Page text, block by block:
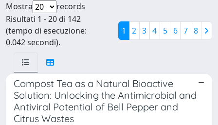
Mostra
records
Risultati 1 - 20 di 142
(tempo di esecuzione:
0.042 secondi).
1 2 3 4 5 6 7 8
Compost Tea as a Natural Bioactive
Solution: Unlocking the Antimicrobial and
Antiviral Potential of Bell Pepper and
Citrus Wastes